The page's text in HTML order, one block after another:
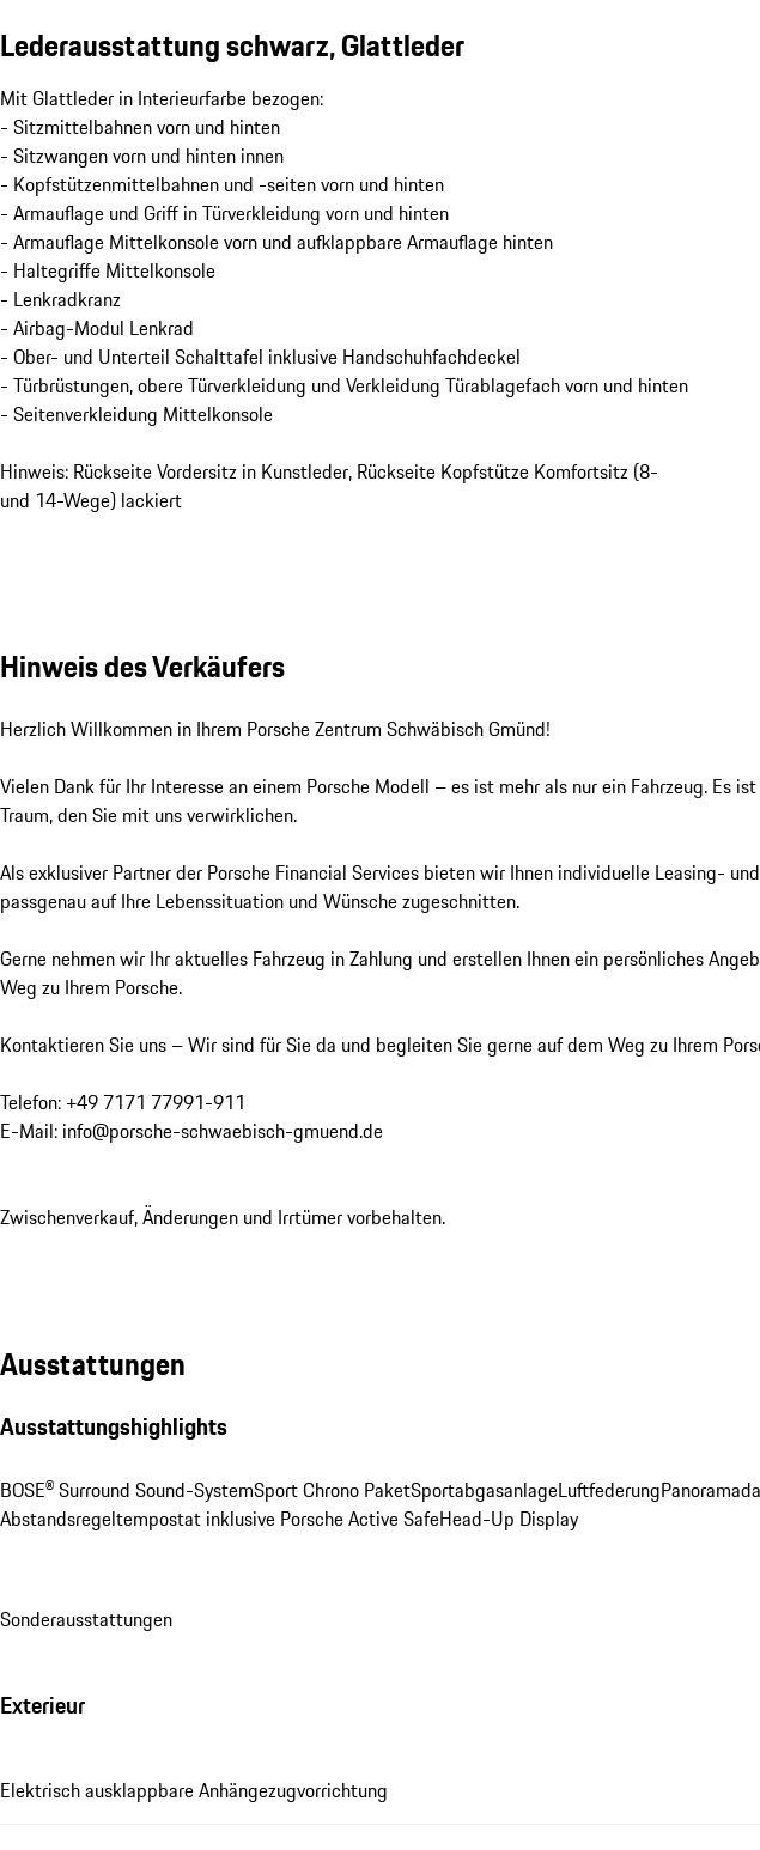
Lederausstattung schwarz, Glattleder
Mit Glattleder in Interieurfarbe bezogen:
- Sitzmittelbahnen vorn und hinten
- Sitzwangen vorn und hinten innen
- Kopfstützenmittelbahnen und -seiten vorn und hinten
- Armauflage und Griff in Türverkleidung vorn und hinten
- Armauflage Mittelkonsole vorn und aufklappbare Armauflage hinten
- Haltegriffe Mittelkonsole
- Lenkradkranz
- Airbag-Modul Lenkrad
- Ober- und Unterteil Schalttafel inklusive Handschuhfachdeckel
- Türbrüstungen, obere Türverkleidung und Verkleidung Türablagefach vorn und hinten
- Seitenverkleidung Mittelkonsole
Hinweis: Rückseite Vordersitz in Kunstleder, Rückseite Kopfstütze Komfortsitz (8-
und 14-Wege) lackiert
Hinweis des Verkäufers
Herzlich Willkommen in Ihrem Porsche Zentrum Schwäbisch Gmünd!
Vielen Dank für Ihr Interesse an einem Porsche Modell – es ist mehr als nur ein Fahrzeug. Es
Traum, den Sie mit uns verwirklichen.
Als exklusiver Partner der Porsche Financial Services bieten wir Ihnen individuelle Leasing-
passgenau auf Ihre Lebenssituation und Wünsche zugeschnitten.
Gerne nehmen wir Ihr aktuelles Fahrzeug in Zahlung und erstellen Ihnen ein persönliches
Weg zu Ihrem Porsche.
Kontaktieren Sie uns – Wir sind für Sie da und begleiten Sie gerne auf dem Weg zu Ihrem
Telefon: +49 7171 77991-911
E-Mail: info@porsche-schwaebisch-gmuend.de
Zwischenverkauf, Änderungen und Irrtümer vorbehalten.
Ausstattungen
Ausstattungshighlights
BOSE® Surround Sound-SystemSport Chrono PaketSportabgasanlageLuftfederung
Abstandsregeltempostat inklusive Porsche Active SafeHead-Up Display
Sonderausstattungen
Exterieur
Elektrisch ausklappbare Anhängezugvorrichtung